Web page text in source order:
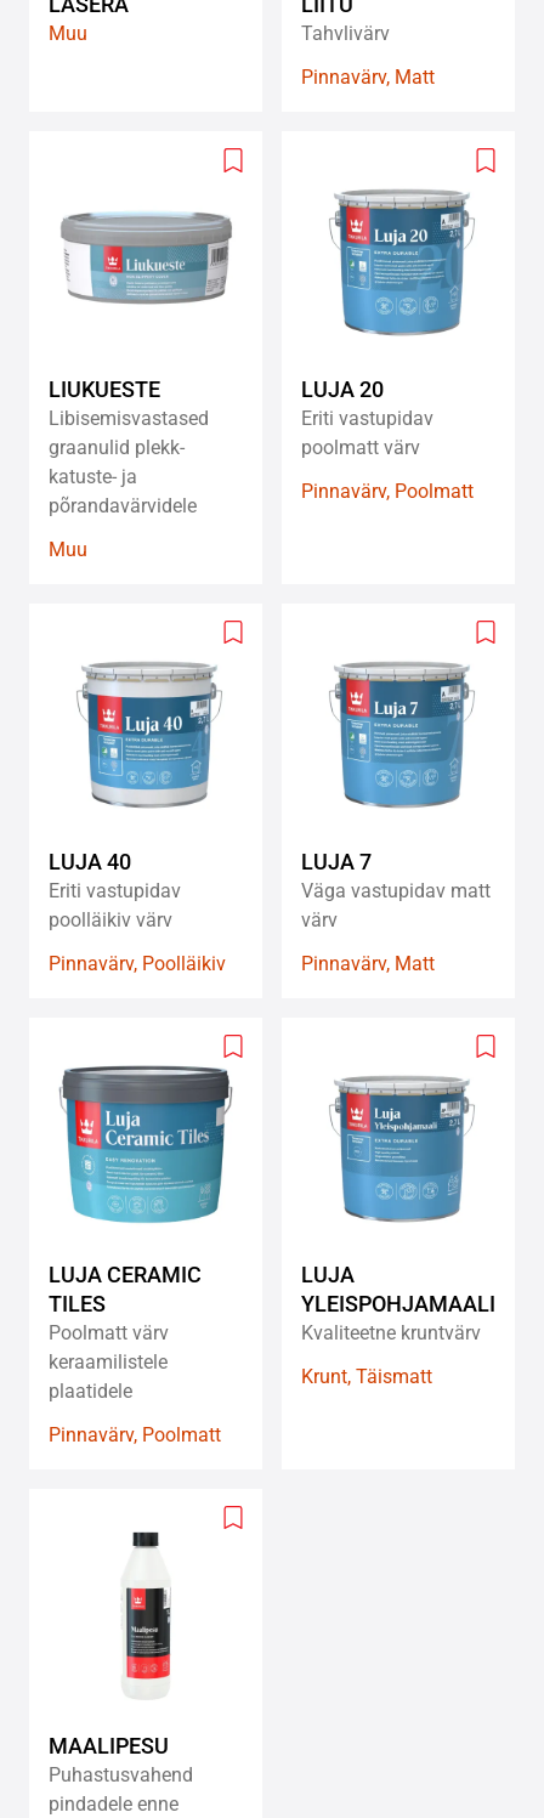
Muu
Tahvlivärv
Pinnavärv, Matt
Add
LIUKUESTE
Libisemisvastased
graanulid plekk-
katuste- ja
põrandavärvidele
Muu
Add
LUJA 20
Eriti vastupidav
poolmatt värv
Pinnavärv, Poolmatt
Add
LUJA 40
Eriti vastupidav
poolläikiv värv
Pinnavärv, Poolläikiv
Add
LUJA 7
Väga vastupidav matt
värv
Pinnavärv, Matt
Add
to
LUJA CERAMIC
TILES
Poolmatt värv
keraamilistele
plaatidele
Pinnavärv, Poolmatt
Add
LUJA
YLEISPOHJAMAALI
Kvaliteetne kruntvärv
Krunt, Täismatt
Add
MAALIPESU
Puhastusvahend
pindadele enne